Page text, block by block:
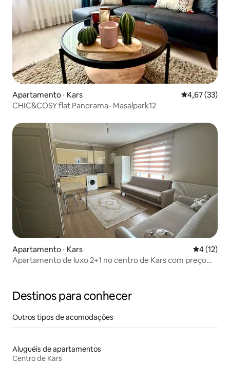
Apartamento ⋅ Kars 4,67 de uma
4,67 (33)
CHIC&COSY flat Panorama- Masalpark12
Apartamento ⋅ Kars 4 de uma
4 (12)
Apartamento de luxo 2+1 no centro de Kars com preço
Destinos para conhecer
Outros tipos de acomodações
Aluguéis de apartamentos
Centro de Kars